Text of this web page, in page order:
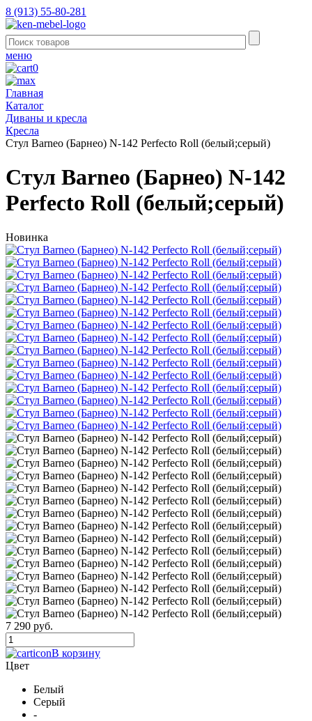
8 (913) 55-80-281
меню
0
Главная
Каталог
Диваны и кресла
Кресла
Стул Barneo (Барнео) N-142 Perfecto Roll (белый;серый)
Стул Barneo (Барнео) N-142
Perfecto Roll (белый;серый)
Новинка
7 290 руб.
В корзину
Цвет
Белый
Серый
-